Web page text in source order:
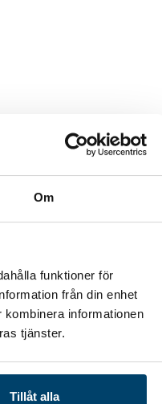
Om
funktioner för
från din enhet
informationen
tjänster.
Tillåt alla